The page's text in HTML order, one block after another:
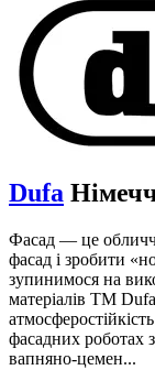
Dufa
Фасад — це
фасад і зробити
зупинимося на
матеріалів ТМ
фасадних роботах
вапняно-цемен...